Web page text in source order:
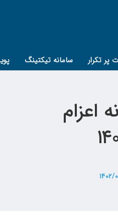
پر تکرار سامانه تیکتینگ
اعزام